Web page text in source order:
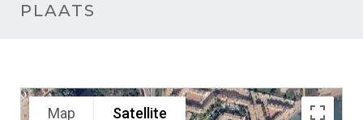
PLAATS
Map Satellite